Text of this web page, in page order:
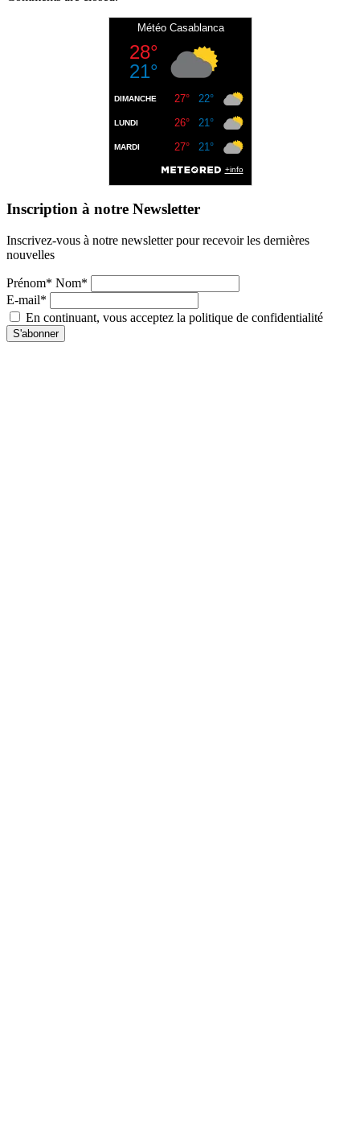
Inscription à notre Newsletter
Inscrivez-vous à notre newsletter pour recevoir les dernières
nouvelles
Prénom* Nom*
E-mail*
En continuant, vous acceptez la politique de confidentialité